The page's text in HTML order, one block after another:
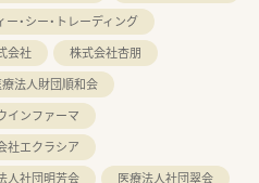
・シー・トレーディング
会社
株式会社杏朋
療法人財団順和会
インファーマ
社エクラシア
人社団明芳会
医療法人社団翠会